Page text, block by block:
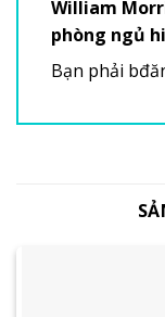
William
phòng ngủ
Bạn phải